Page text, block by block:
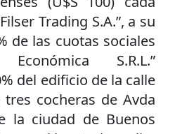
Trading S.A.”, a su
de las cuotas sociales
S.R.L.”
del edificio de la calle
cocheras de Avda
la ciudad de Buenos